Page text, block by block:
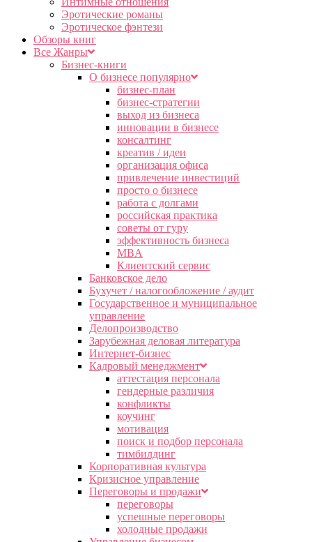
Эротические романы
Эротическое фэнтези
Обзоры книг
Все Жанры
Бизнес-книги
О бизнесе популярно
бизнес-план
бизнес-стратегии
выход из бизнеса
инновации в бизнесе
консалтинг
креатив / идеи
организация офиса
привлечение инвестиций
просто о бизнесе
работа с долгами
российская практика
советы от гуру
эффективность бизнеса
MBA
Клиентский сервис
Банковское дело
Бухучет / налогообложение / аудит
Государственное и муниципальное
управление
Делопроизводство
Зарубежная деловая литература
Интернет-бизнес
Кадровый менеджмент
аттестация персонала
гендерные различия
конфликты
коучинг
мотивация
поиск и подбор персонала
тимбилдинг
Корпоративная культура
Кризисное управление
Переговоры и продажи
переговоры
успешные переговоры
холодные продажи